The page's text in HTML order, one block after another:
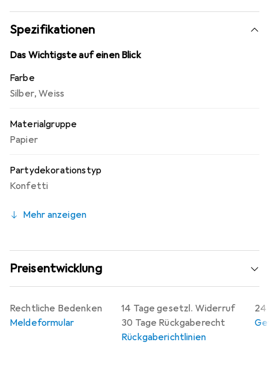
Spezifikationen
Das Wichtigste auf einen Blick
Farbe
Silber,Weiss
Materialgruppe
Papier
Partydekorationstyp
Konfetti
Mehr anzeigen
Preisentwicklung
14 Tage gesetzl. Widerruf
30 Tage Rückgaberecht
Rückgaberichtlinien
24
Rechtliche Bedenken
Meldeformular